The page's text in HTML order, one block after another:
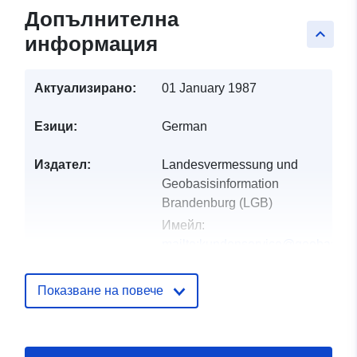
keyboard_arrow_up
Допълнителна
информация
Актуализирано: 01 January 1987
Езици: German
Издател:
Landesvermessung und
Geobasisinformation
Brandenburg (LGB)
Имейл:
Каталожен
Добавено към data.europa.eu:
Актуализирана на
Показване на повече